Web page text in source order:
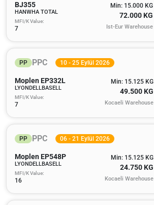
BJ355
HANWHA TOTAL
MFI/K Value:
7
Min: 15.000 KG
72.000 KG
Ist-Eur Warehouse
PP PPC 10 - 25 Eylül 2026
Moplen EP332L
LYONDELLBASELL
MFI/K Value:
7
Min: 15.125 KG
49.500 KG
Kocaeli Warehouse
PP PPC 06 - 21 Eylül 2026
Moplen EP548P
LYONDELLBASELL
MFI/K Value:
16
Min: 15.125 KG
24.750 KG
Kocaeli Warehouse